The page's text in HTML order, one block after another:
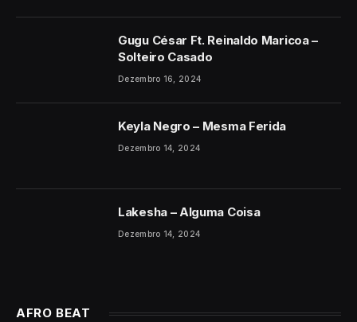
Gugu César Ft. Reinaldo Maricoa –
Solteiro Casado
Dezembro 16, 2024
Keyla Negro – Mesma Ferida
Dezembro 14, 2024
Lakesha – Alguma Coisa
Dezembro 14, 2024
AFRO BEAT